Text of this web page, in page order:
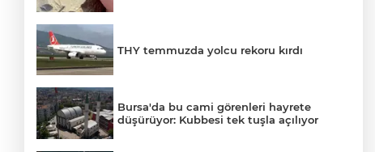
THY temmuzda yolcu rekoru kırdı
Bursa'da bu cami görenleri hayrete
düşürüyor: Kubbesi tek tuşla açılıyor